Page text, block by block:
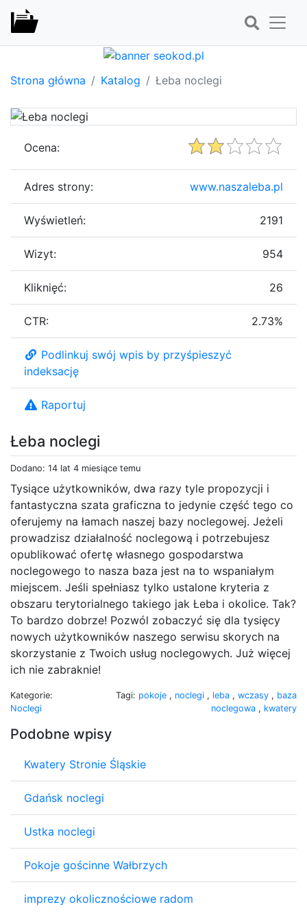
Strona główna Katalog Łeba noclegi
Łeba noclegi
Dodano: 14 lat 4 miesiące temu
Tysiące użytkowników, dwa razy tyle propozycji i
fantastyczna szata graficzna to jedynie część tego co
oferujemy na łamach naszej bazy noclegowej. Jeżeli
prowadzisz działalność noclegową i potrzebujesz
opublikować ofertę własnego gospodarstwa
noclegowego to nasza baza jest na to wspaniałym
miejscem. Jeśli spełniasz tylko ustalone kryteria z
obszaru terytorialnego takiego jak Łeba i okolice. Tak?
To bardzo dobrze! Pozwól zobaczyć się dla tysięcy
nowych użytkowników naszego serwisu skorych na
skorzystanie z Twoich usług noclegowych. Już więcej
ich nie zabraknie!
Kategorie:
Noclegi
Tagi: pokoje , noclegi , leba , wczasy , baza
noclegowa , kwatery
Podobne wpisy
Kwatery Stronie Śląskie
Gdańsk noclegi
Ustka noclegi
Pokoje gościnne Wałbrzych
imprezy okolicznościowe radom
Ocena:
Adres strony: www.naszaleba.pl
Wyświetleń: 2191
Wizyt: 954
Kliknięć: 26
CTR: 2.73%
Podlinkuj swój wpis by przyśpieszyć
indeksację
Raportuj